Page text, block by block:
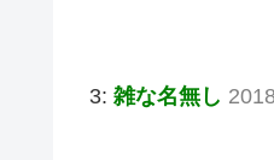
3: 雑な名無し